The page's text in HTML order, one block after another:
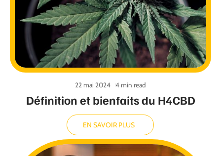
Définition et bienfaits du H4CBD
22 mai 2024 4 min read
EN SAVOIR PLUS